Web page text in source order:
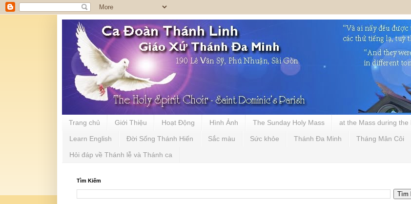
Trang chủ Giới Thiệu Hoạt Động Hình Ảnh The Sunday Holy Mass at the Mass during the
Learn English Đời Sống Thánh Hiến Sắc màu Sức khỏe Thánh Đa Minh Tháng Mân Côi
Hỏi đáp về Thánh lễ và Thánh ca
Tìm Kiếm